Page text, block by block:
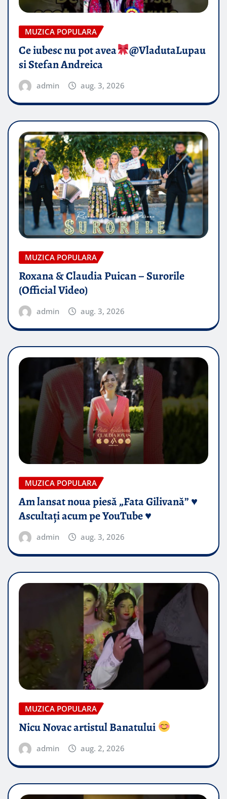
MUZICA POPULARA
Ce iubesc nu pot avea
​@VladutaLupau
si Stefan Andreica
admin aug. 3, 2026
MUZICA POPULARA
Roxana & Claudia Puican – Surorile
(Official Video)
admin aug. 3, 2026
MUZICA POPULARA
Am lansat noua piesă „Fata Gilivană” ♥️
Ascultați acum pe YouTube ♥️
admin aug. 3, 2026
MUZICA POPULARA
Nicu Novac artistul Banatului
admin aug. 2, 2026